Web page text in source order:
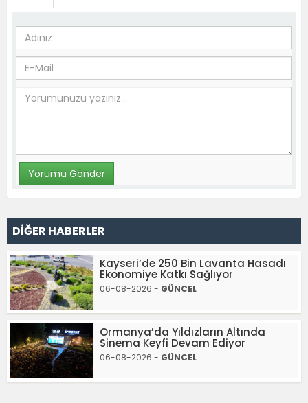
DİĞER HABERLER
Kayseri’de 250 Bin Lavanta Hasadı
Ekonomiye Katkı Sağlıyor
06-08-2026 - GÜNCEL
Ormanya’da Yıldızların Altında
Sinema Keyfi Devam Ediyor
06-08-2026 - GÜNCEL